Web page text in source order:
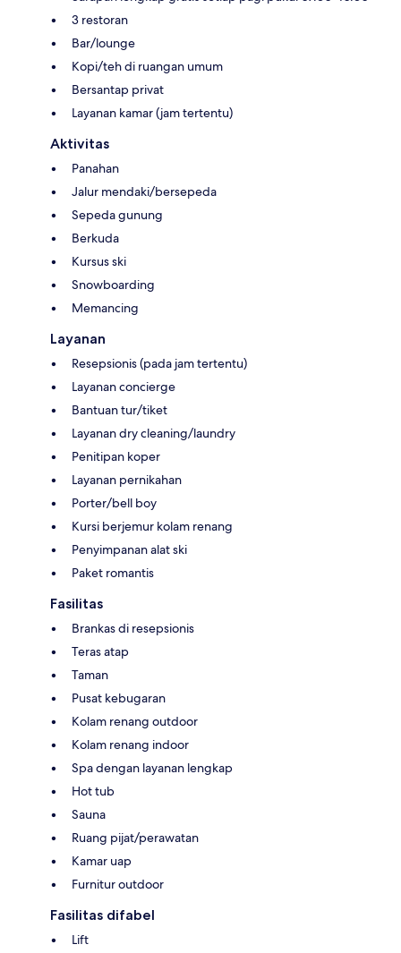
3 restoran
Bar/lounge
Kopi/teh di ruangan umum
Bersantap privat
Layanan kamar (jam tertentu)
Aktivitas
Panahan
Jalur mendaki/bersepeda
Sepeda gunung
Berkuda
Kursus ski
Snowboarding
Memancing
Layanan
Resepsionis (pada jam tertentu)
Layanan concierge
Bantuan tur/tiket
Layanan dry cleaning/laundry
Penitipan koper
Layanan pernikahan
Porter/bell boy
Kursi berjemur kolam renang
Penyimpanan alat ski
Paket romantis
Fasilitas
Brankas di resepsionis
Teras atap
Taman
Pusat kebugaran
Kolam renang outdoor
Kolam renang indoor
Spa dengan layanan lengkap
Hot tub
Sauna
Ruang pijat/perawatan
Kamar uap
Furnitur outdoor
Fasilitas difabel
Lift